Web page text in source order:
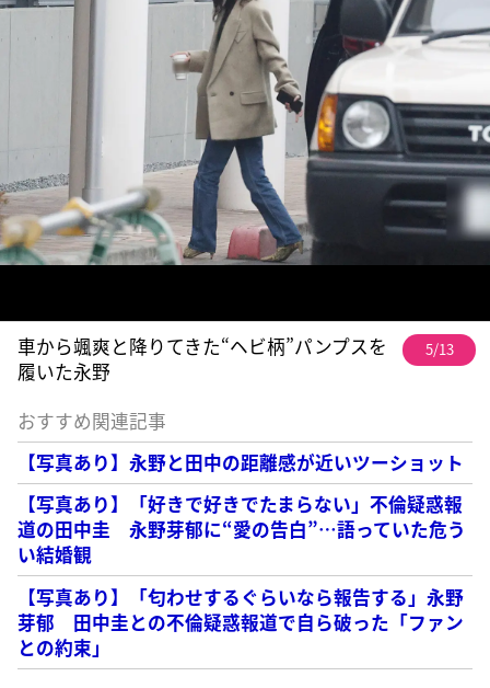
車から颯爽と降りてきた“ヘビ柄”パンプスを
履いた永野
5/13
おすすめ関連記事
【写真あり】永野と田中の距離感が近いツーショット
【写真あり】「好きで好きでたまらない」不倫疑惑報
道の田中圭 永野芽郁に“愛の告白”…語っていた危う
い結婚観
【写真あり】「匂わせするぐらいなら報告する」永野
芽郁 田中圭との不倫疑惑報道で自ら破った「ファン
との約束」